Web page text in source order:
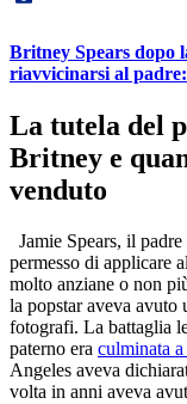
Britney Spears dopo
riavvicinarsi al
La tutela del
Britney e
venduto
Jamie Spears, il
permesso di applicare
molto anziane o non
la popstar aveva avuto
fotografi. La battaglia
paterno era culminata a
Angeles aveva
volta in anni aveva